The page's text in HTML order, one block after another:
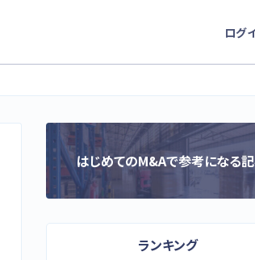
ログ
はじめてのM&Aで参考になる
ランキング